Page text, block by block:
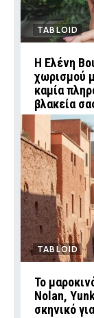
TABLOID
Η Ελένη
χωρισμού
καμία
βλακεία
TABLOID
Το
Nolan,
σκηνικό